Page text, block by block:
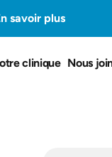
savoir plus
clinique Nous